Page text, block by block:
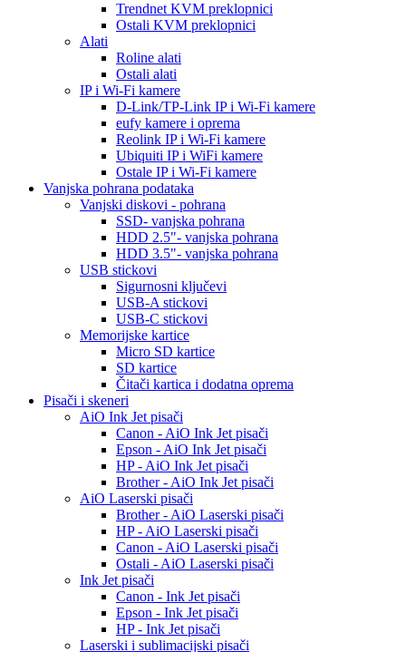
Trendnet KVM preklopnici
Ostali KVM preklopnici
Alati
Roline alati
Ostali alati
IP i Wi-Fi kamere
D-Link/TP-Link IP i Wi-Fi kamere
eufy kamere i oprema
Reolink IP i Wi-Fi kamere
Ubiquiti IP i WiFi kamere
Ostale IP i Wi-Fi kamere
Vanjska pohrana podataka
Vanjski diskovi - pohrana
SSD- vanjska pohrana
HDD 2.5"- vanjska pohrana
HDD 3.5"- vanjska pohrana
USB stickovi
Sigurnosni ključevi
USB-A stickovi
USB-C stickovi
Memorijske kartice
Micro SD kartice
SD kartice
Čitači kartica i dodatna oprema
Pisači i skeneri
AiO Ink Jet pisači
Canon - AiO Ink Jet pisači
Epson - AiO Ink Jet pisači
HP - AiO Ink Jet pisači
Brother - AiO Ink Jet pisači
AiO Laserski pisači
Brother - AiO Laserski pisači
HP - AiO Laserski pisači
Canon - AiO Laserski pisači
Ostali - AiO Laserski pisači
Ink Jet pisači
Canon - Ink Jet pisači
Epson - Ink Jet pisači
HP - Ink Jet pisači
Laserski i sublimacijski pisači